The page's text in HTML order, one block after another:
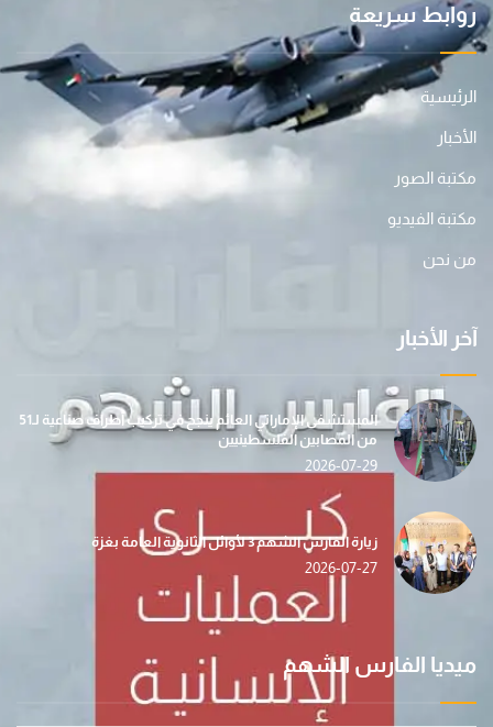
روابط سريعة
الرئيسية
الأخبار
مكتبة الصور
مكتبة الفيديو
من نحن
آخر الأخبار
المستشفى الإماراتي العائم ينجح في تركيب أطراف صناعية لـ51
من المصابين الفلسطينيين
2026-07-29
زيارة الفارس الشهم 3 لأوائل الثانوية العامة بغزة
2026-07-27
ميديا الفارس الشهم